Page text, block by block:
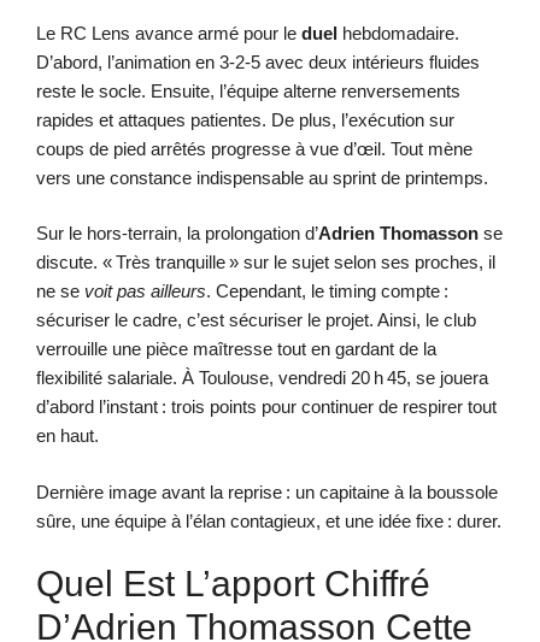
Le RC Lens avance armé pour le duel hebdomadaire.
D’abord, l’animation en 3-2-5 avec deux intérieurs fluides
reste le socle. Ensuite, l’équipe alterne renversements
rapides et attaques patientes. De plus, l’exécution sur
coups de pied arrêtés progresse à vue d’œil. Tout mène
vers une constance indispensable au sprint de printemps.
Sur le hors-terrain, la prolongation d’Adrien Thomasson se
discute. « Très tranquille » sur le sujet selon ses proches, il
ne se voit pas ailleurs. Cependant, le timing compte :
sécuriser le cadre, c’est sécuriser le projet. Ainsi, le club
verrouille une pièce maîtresse tout en gardant de la
flexibilité salariale. À Toulouse, vendredi 20 h 45, se jouera
d’abord l’instant : trois points pour continuer de respirer tout
en haut.
Dernière image avant la reprise : un capitaine à la boussole
sûre, une équipe à l’élan contagieux, et une idée fixe : durer.
Quel Est L’apport Chiffré
D’Adrien Thomasson Cette